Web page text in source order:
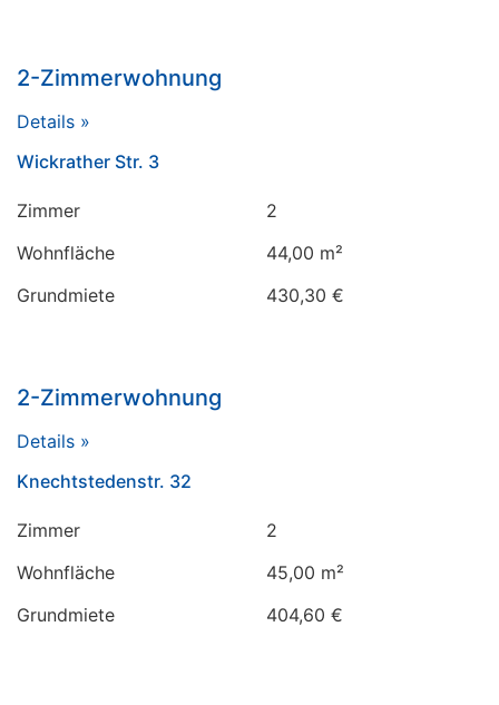
2-Zimmerwohnung
Details »
Wickrather Str. 3
Zimmer
2
Wohnfläche
44,00 m²
Grundmiete
430,30 €
2-Zimmerwohnung
Details »
Knechtstedenstr. 32
Zimmer
2
Wohnfläche
45,00 m²
Grundmiete
404,60 €